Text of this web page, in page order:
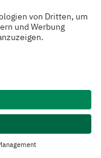
„Gleichungen der
Dr. Christian G.
„Nichtlineare
Proteine und
Prof. Dr.